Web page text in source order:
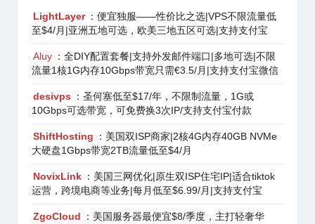
LightLayer ：便宜独服——性价比之选|VPS不限流量低
至$4/月|亚洲五地可选，欧美三地五区可选|支持支付宝
Aluy ：全DIY配置套餐|支持外发邮件端口|多地可选|不限
流量1核1G内存10Gbps带宽只需€3.5/月|支持支付宝微信
desivps
：圣何塞低至$17/年，不限制流量，1G或
10Gbps可选带宽，可免费换3次IP/支持支付宝付款
ShiftHosting
：美国双ISP商家|2核4G内存40GB NVMe
大硬盘1Gbps带宽2TB流量低至$4/月
NovixLink ：美国三网优化|原生双ISP住宅IP|适合tiktok
运营，跨境电商等业务|每月低至$6.99/月|支持支付宝
ZgoCloud
：美国服务器最便宜$8/季度，主打轻奢华